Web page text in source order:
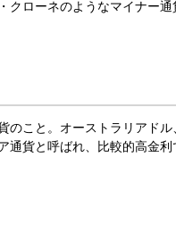
クローネのようなマイナー通
のこと。オーストラリアドル
通貨と呼ばれ、比較的高金利